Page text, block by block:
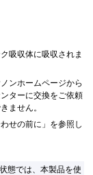
吸収体に吸収されま
ンホームページから
ターに交換をご依頼
ません。
せの前に」を参照し
態では、本製品を使